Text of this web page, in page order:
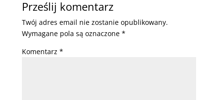
Prześlij komentarz
Twój adres email nie zostanie opublikowany.
Wymagane pola są oznaczone *
Komentarz *